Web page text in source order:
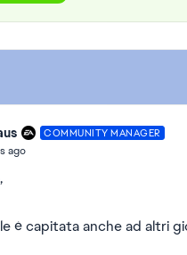
COMMUNITY MANAGER
ago
,
è capitata anche ad altri